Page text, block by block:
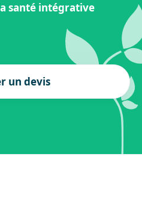
santé intégrative
un devis